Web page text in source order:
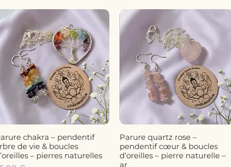
Aperçu rapide
chakra – pendentif
de vie & boucles
– pierres naturelles
Aperçu rapide
Parure quartz rose –
pendentif cœur & boucles
d’oreilles – pierre naturelle –
ar